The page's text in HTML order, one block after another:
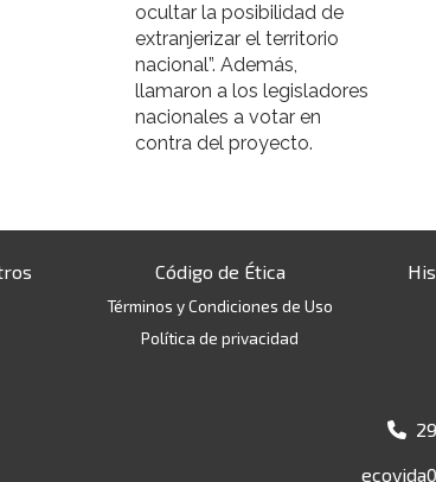
ocultar la posibilidad de
extranjerizar el territorio
nacional”. Además,
llamaron a los legisladores
nacionales a votar en
contra del proyecto.
Código de Ética
Términos y Condiciones de Uso
Política de privacidad